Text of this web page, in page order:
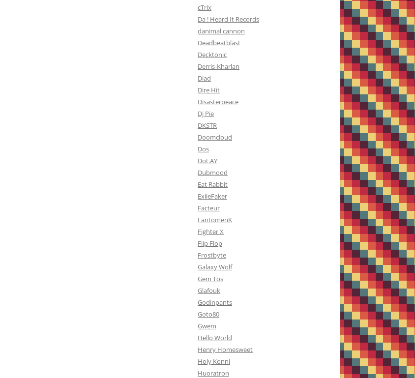
cTrix
Da ! Heard It Records
danimal cannon
Deadbeatblast
Decktonic
Derris-Kharlan
Diad
Dire Hit
Disasterpeace
Dj Pie
DKSTR
Doomcloud
Dos
Dot.AY
Dubmood
Eat Rabbit
ExileFaker
Facteur
FantomenK
Fighter X
Flip Flop
Frostbyte
Galaxy Wolf
Gem Tos
Glafouk
Godinpants
Goto80
Gwem
Hello World
Henry Homesweet
Holy Konni
Huoratron